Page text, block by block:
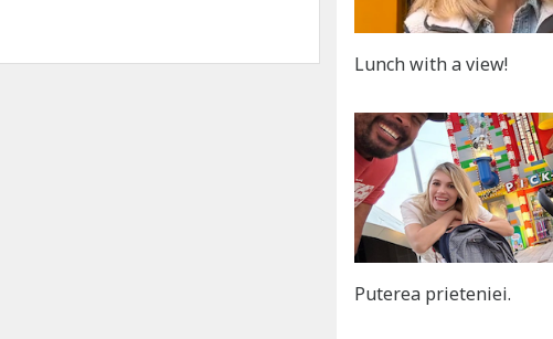
Lunch with a view!
Puterea prieteniei.